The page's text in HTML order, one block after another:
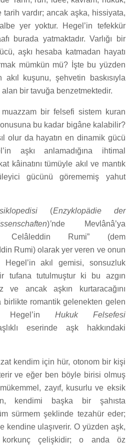
vardır; ancak aşka, hissiyata,
yer yoktur. Hegel’in tefekkür
burada yatmaktadır. Varlığı bir
aşkı hesaba katmadan hayatı
mümkün mü? İşte bu yüzden
akıl kuşunu, şehvetin baskısıyla
bir tavuğa benzetmektedir.
bir felsefi sistem kuran
bu kadar bigâne kalabilir?
olur da hayatın en dinamik gücü
aşkı anlamadığına ihtimal
kâinatını tümüyle akıl ve mantık
gücünü görememiş yahut
(Enzyklopädie der
)’nde Mevlânâ’ya
Celâleddin Rumi” (dem
Rumi) olarak yer veren ve onun
Hegel’in akıl gemisi, sonsuzluk
tufana tutulmuştur ki bu azgın
ve ancak aşkın kurtaracağını
birlikte romantik gelenekten gelen
Hegel’in Hukuk Felsefesi
eserinde aşk hakkındaki
kendim için hür, otonom bir kişi
ve eğer ben böyle birisi olmuş
zayıf, kusurlu ve eksik
kendimi başka bir şahısta
sürmem şeklinde tezahür eder;
kendine ulaşıverir. O yüzden aşk,
korkunç çelişkidir; o anda öz